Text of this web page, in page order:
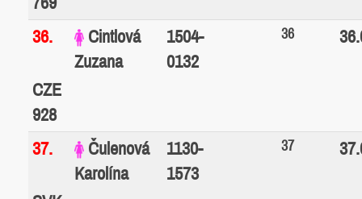
36.
928
Cintlová
Zuzana
1504-
0132
36
37.
Čulenová
Karolína
1130-
1573
37